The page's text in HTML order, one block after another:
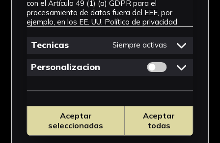
con el Artículo 49 (1) (a) GDPR para el
procesamiento de datos fuera del EEE, por
ejemplo, en los EE. UU. Política de privacidad
Tecnicas Siempre activas
Personalizacion Permitir cookies
Aceptar
seleccionadas
Aceptar
todas